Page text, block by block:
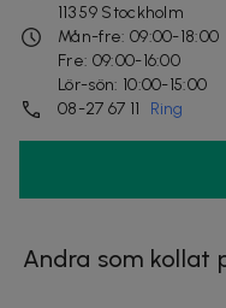
113 59 Stockholm
Mån-fre: 09:00-18:00
Fre: 09:00-16:00
Lör-sön: 10:00-15:00
08-27 67 11
Ring
Andra som kollat